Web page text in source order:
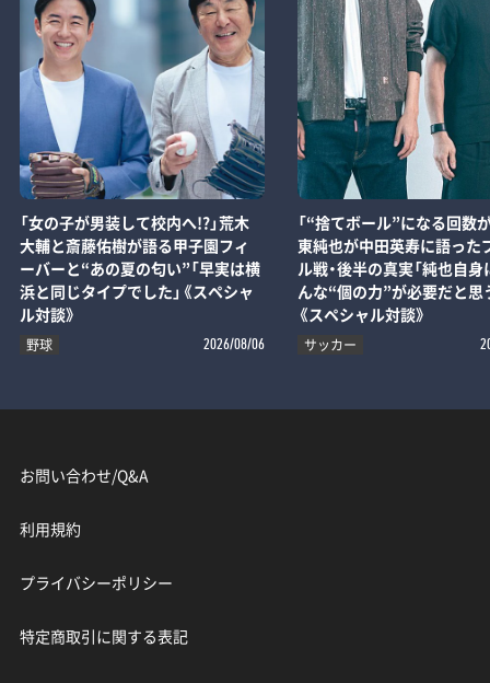
「女の子が男装して校内へ!?」荒木
大輔と斎藤佑樹が語る甲子園フィ
ーバーと“あの夏の匂い”「早実は横
浜と同じタイプでした」《スペシャ
ル対談》
野球 2026/08/06
「“捨てボール”になる回数
東純也が中田英寿に語った
ル戦・後半の真実「純也自
んな“個の力”が必要だと思
《スペシャル対談》
サッカー
お問い合わせ/Q&A
利用規約
プライバシーポリシー
特定商取引に関する表記